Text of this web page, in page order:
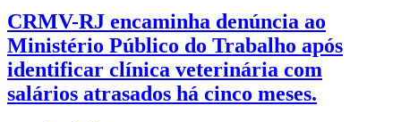
CRMV-RJ encaminha denúncia ao
Ministério Público do Trabalho após
identificar clínica veterinária com
salários atrasados há cinco meses.